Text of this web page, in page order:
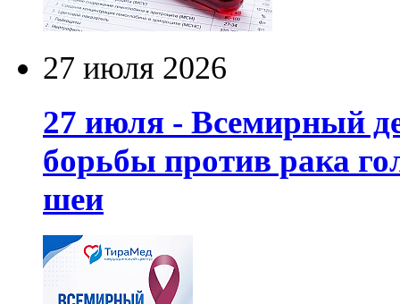
27 июля 2026
27 июля - Всемирный
борьбы против рака
шеи